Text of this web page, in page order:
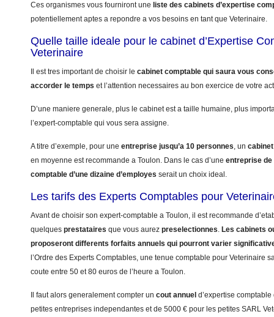
Ces organismes vous fourniront une liste des cabinets d’expertise
potentiellement aptes a repondre a vos besoins en tant que Veterinaire.
Quelle taille ideale pour le cabinet d’Expertise
Veterinaire
Il est tres important de choisir le cabinet comptable qui saura vous
accorder le temps et l’attention necessaires au bon exercice de votre
D’une maniere generale, plus le cabinet est a taille humaine, plus
l’expert-comptable qui vous sera assigne.
A titre d’exemple, pour une entreprise jusqu’a 10 personnes, un
en moyenne est recommande a Toulon. Dans le cas d’une entreprise de
comptable d’une dizaine d’employes serait un choix ideal.
Les tarifs des Experts Comptables pour
Avant de choisir son expert-comptable a Toulon, il est recommande
quelques prestataires que vous aurez preselectionnes. Les cabinets
proposeront differents forfaits annuels qui pourront varier
l’Ordre des Experts Comptables, une tenue comptable pour Veterinaire
coute entre 50 et 80 euros de l’heure a Toulon.
Il faut alors generalement compter un cout annuel d’expertise
petites entreprises independantes et de 5000 € pour les petites SARL